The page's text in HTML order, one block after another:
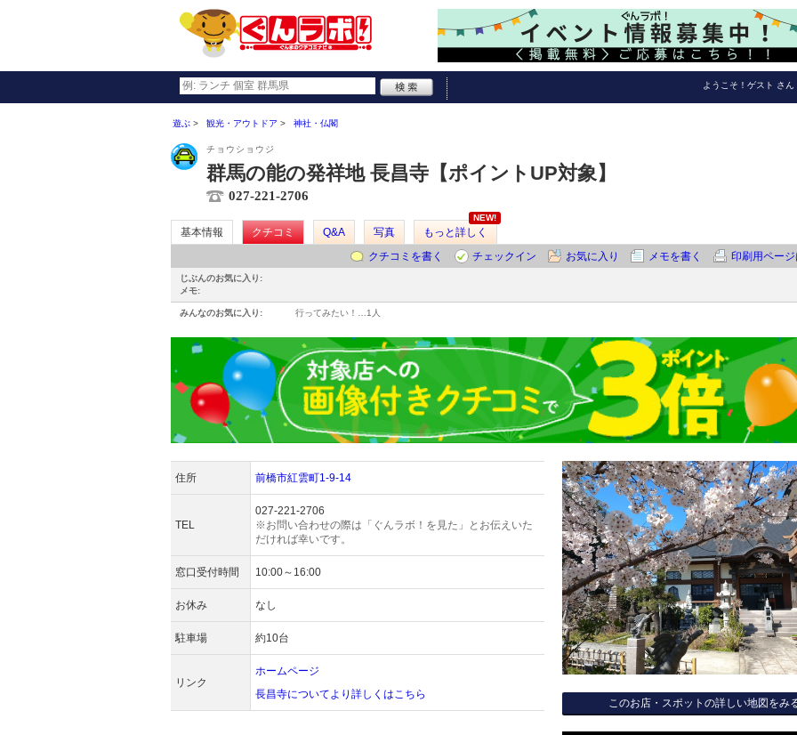
ようこそ！ ゲスト さん
遊ぶ 観光・アウトドア 神社・仏閣
チョウショウジ
群馬の能の発祥地 長昌寺【ポイントUP対象】
027-221-2706
基本情報 クチコミ Q&A 写真 もっと詳しく
NEW!
クチコミを書く チェックイン お気に入り メモを書く 印刷用ペー
じぶんのお気に入り:
メモ:
みんなのお気に入り: 行ってみたい！… 1人
住所 前橋市紅雲町1-9-14
TEL
027-221-2706
※お問い合わせの際は「ぐんラボ！を見た」とお伝えいた
だければ幸いです。
窓口受付時間 10:00～16:00
お休み なし
駐車場 約10台
リンク
ホームページ
長昌寺についてより詳しくはこちら
このお店・スポットの詳しい地図をみ